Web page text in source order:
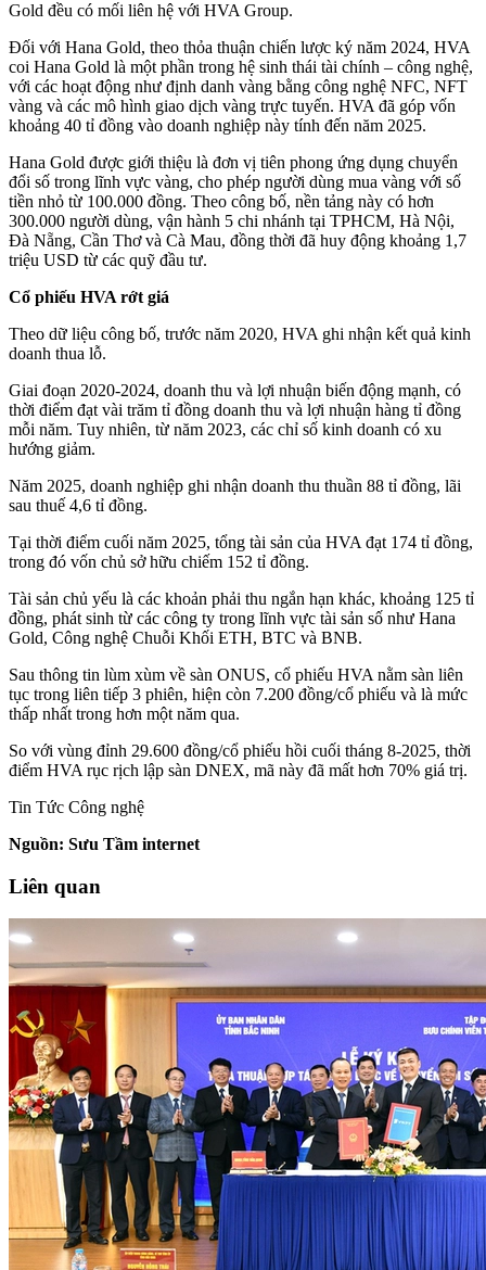
Gold đều có mối liên hệ với HVA Group.
Đối với Hana Gold, theo thỏa thuận chiến lược ký năm 2024, HVA
coi Hana Gold là một phần trong hệ sinh thái tài chính – công nghệ,
với các hoạt động như định danh vàng bằng công nghệ NFC, NFT
vàng và các mô hình giao dịch vàng trực tuyến. HVA đã góp vốn
khoảng 40 tỉ đồng vào doanh nghiệp này tính đến năm 2025.
Hana Gold được giới thiệu là đơn vị tiên phong ứng dụng chuyển
đổi số trong lĩnh vực vàng, cho phép người dùng mua vàng với số
tiền nhỏ từ 100.000 đồng. Theo công bố, nền tảng này có hơn
300.000 người dùng, vận hành 5 chi nhánh tại TPHCM, Hà Nội,
Đà Nẵng, Cần Thơ và Cà Mau, đồng thời đã huy động khoảng 1,7
triệu USD từ các quỹ đầu tư.
Cổ phiếu HVA rớt giá
Theo dữ liệu công bố, trước năm 2020, HVA ghi nhận kết quả kinh
doanh thua lỗ.
Giai đoạn 2020-2024, doanh thu và lợi nhuận biến động mạnh, có
thời điểm đạt vài trăm tỉ đồng doanh thu và lợi nhuận hàng tỉ đồng
mỗi năm. Tuy nhiên, từ năm 2023, các chỉ số kinh doanh có xu
hướng giảm.
Năm 2025, doanh nghiệp ghi nhận doanh thu thuần 88 tỉ đồng, lãi
sau thuế 4,6 tỉ đồng.
Tại thời điểm cuối năm 2025, tổng tài sản của HVA đạt 174 tỉ đồng,
trong đó vốn chủ sở hữu chiếm 152 tỉ đồng.
Tài sản chủ yếu là các khoản phải thu ngắn hạn khác, khoảng 125 tỉ
đồng, phát sinh từ các công ty trong lĩnh vực tài sản số như Hana
Gold, Công nghệ Chuỗi Khối ETH, BTC và BNB.
Sau thông tin lùm xùm về sàn ONUS, cổ phiếu HVA nằm sàn liên
tục trong liên tiếp 3 phiên, hiện còn 7.200 đồng/cổ phiếu và là mức
thấp nhất trong hơn một năm qua.
So với vùng đỉnh 29.600 đồng/cổ phiếu hồi cuối tháng 8-2025, thời
điểm HVA rục rịch lập sàn DNEX, mã này đã mất hơn 70% giá trị.
Tin Tức Công nghệ
Nguồn: Sưu Tầm internet
Liên quan